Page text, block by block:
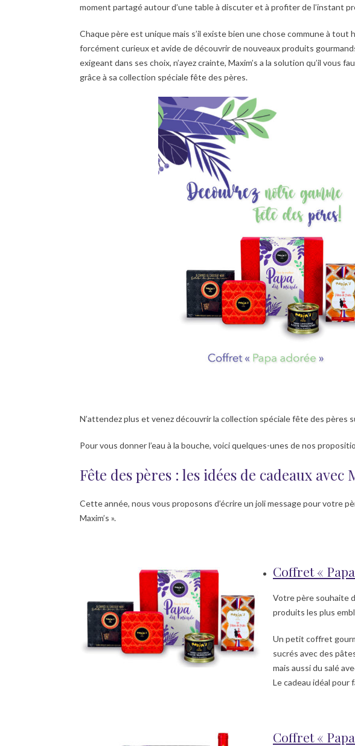
moment partagé autour d’une table à discuter et à profiter de l’instant
Chaque père est unique mais s’il existe bien une chose commune à tout
forcément curieux et avide de découvrir de nouveaux produits
exigeant dans ses choix, n’ayez crainte, Maxim’s a la solution qu’il vous
grâce à sa collection spéciale fête des pères.
N’attendez plus et venez découvrir la collection spéciale fête des pères
Pour vous donner l’eau à la bouche, voici quelques-unes de nos
Fête des pères : les idées de cadeaux avec
Cette année, nous vous proposons d’écrire un joli message pour votre
Maxim’s ».
Coffret «
Votre père souhaite
produits les plus
Un petit coffret
sucrés avec des
mais aussi du salé
Le cadeau idéal pour
Coffret «